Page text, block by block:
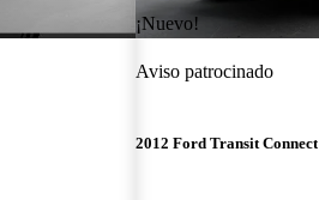
¡Nuevo!
Aviso patrocinado
2012 Ford Transit Connect